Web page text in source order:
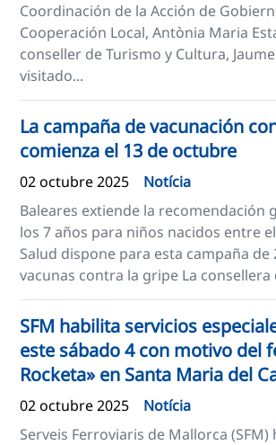
Coordinación de la Acción de
Cooperación Local, Antònia Maria
conseller de Turismo y Cultura,
visitado...
La campaña de vacunación
comienza el 13 de octubre
02 octubre 2025
Notícia
Baleares extiende la recomendación
los 7 años para niños nacidos entre
Salud dispone para esta campaña de
vacunas contra la gripe La consellera
SFM habilita servicios
este sábado 4 con motivo del
Rocketa» en Santa Maria del
02 octubre 2025
Notícia
Serveis Ferroviaris de Mallorca (SFM)